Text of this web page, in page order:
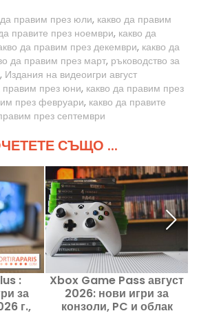
да правим през юли, какво да правим
правите през ноември, какво да
да правим през декември, какво да
да правим през март, ръководство за
, Издания на видеоигри август
правим през юни, какво да правим през
през февруари, какво да правите
през септември
СЪЩО ...
:
за
г.,
Xbox Game Pass август
2026: нови игри за
конзоли, PC и облак